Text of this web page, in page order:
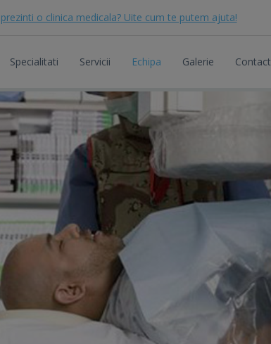
o clinica medicala? Uite cum te putem ajuta!
Specialitati Servicii Echipa Galerie Contact